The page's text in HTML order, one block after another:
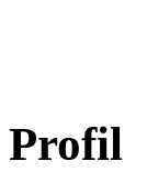
Profil